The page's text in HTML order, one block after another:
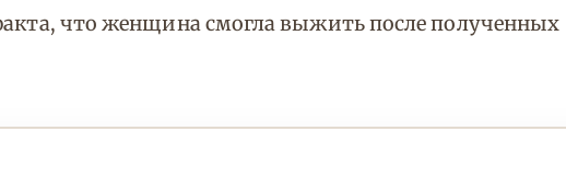
что женщина смогла выжить после полученных